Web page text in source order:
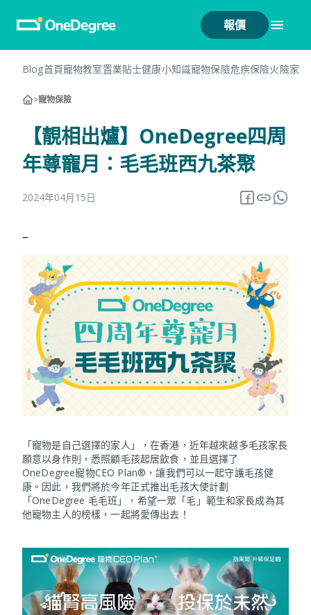
報價
Blog首頁寵物教室置業貼士健康小知識寵物保險危疾保險火險家
>寵物保險
【靚相出爐】OneDegree四周
年尊寵月：毛毛班西九茶聚
2024年04月15日
–
「寵物是自己選擇的家人」，在香港，近年越來越多毛孩家長
願意以身作則，悉照顧毛孩起居飲食，並且選擇了
OneDegree寵物CEO Plan®，讓我們可以一起守護毛孩健
康。因此，我們將於今年正式推出毛孩大使計劃
「OneDegree 毛毛班」，希望一眾「毛」範生和家長成為其
他寵物主人的榜樣，一起將愛傳出去！